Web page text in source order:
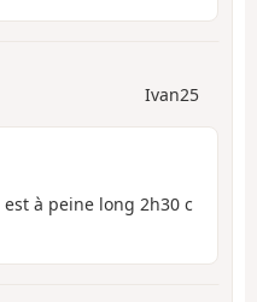
Ivan25
à peine long 2h30 c